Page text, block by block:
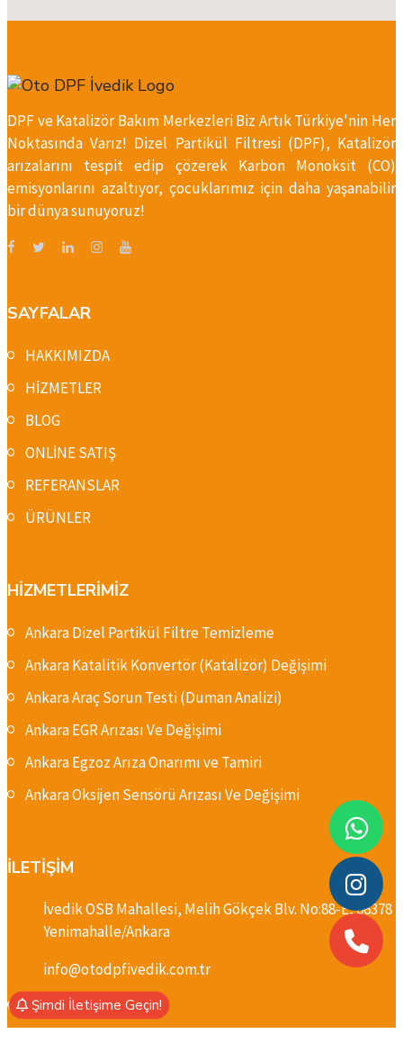
Şimdi İletişime Geçin!
DPF ve Katalizör Bakım Merkezleri Biz Artık Türkiye'nin Her
Noktasında Varız! Dizel Partikül Filtresi (DPF), Katalizör
arızalarını tespit edip çözerek Karbon Monoksit (CO)
emisyonlarını azaltıyor, çocuklarımız için daha yaşanabilir
bir dünya sunuyoruz!
SAYFALAR
HAKKIMIZDA
HİZMETLER
BLOG
ONLİNE SATIŞ
REFERANSLAR
ÜRÜNLER
HİZMETLERİMİZ
Ankara Dizel Partikül Filtre Temizleme
Ankara Katalitik Konvertör (Katalizör) Değişimi
Ankara Araç Sorun Testi (Duman Analizi)
Ankara EGR Arızası Ve Değişimi
Ankara Egzoz Arıza Onarımı ve Tamiri
Ankara Oksijen Sensörü Arızası Ve Değişimi
İLETİŞİM
İvedik OSB Mahallesi, Melih Gökçek Blv. No:88-E, 06378
Yenimahalle/Ankara
info@otodpfivedik.com.tr
+90 501 262 68 35